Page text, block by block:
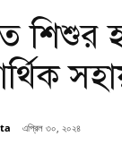
শিশুর
এপ্রিল ৩০, ২০২৪